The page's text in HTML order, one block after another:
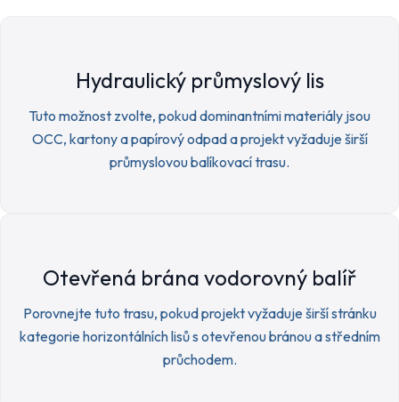
Hydraulický průmyslový lis
Tuto možnost zvolte, pokud dominantními materiály jsou
OCC, kartony a papírový odpad a projekt vyžaduje širší
průmyslovou balíkovací trasu.
Otevřená brána vodorovný balíř
Porovnejte tuto trasu, pokud projekt vyžaduje širší stránku
kategorie horizontálních lisů s otevřenou bránou a středním
průchodem.